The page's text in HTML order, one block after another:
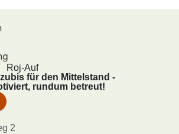
Roj-Auf
für den Mittelstand -
rundum betreut!
2